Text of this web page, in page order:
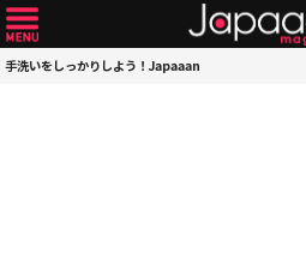
手洗いをしっかりしよう！Japaaan